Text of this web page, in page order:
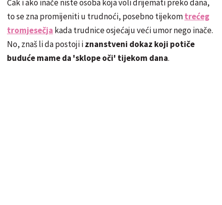
Čak i ako inače niste osoba koja voli drijemati preko dana,
to se zna promijeniti u trudnoći, posebno tijekomtrećeg
tromjesečja kada trudnice osjećaju veći umor nego inače.
No, znaš li da postoji iznanstveni dokaz koji potiče
buduće mame da 'sklope oči' tijekom dana.